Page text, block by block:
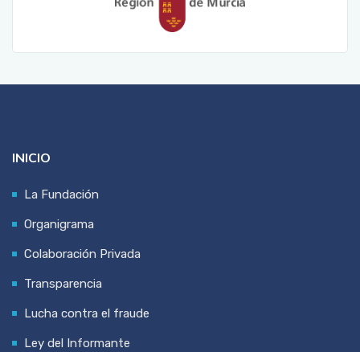
INICIO
La Fundación
Organigrama
Colaboración Privada
Transparencia
Lucha contra el fraude
Ley del Informante